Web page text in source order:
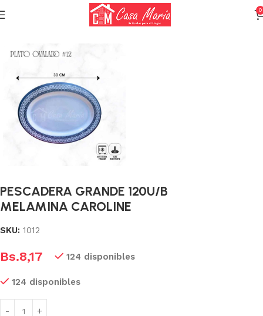
0
Vajilla Melamina
PESCADERA GRANDE 120U/B
MELAMINA CAROLINE
SKU: 1012
Bs.8,17 124 disponibles
124 disponibles